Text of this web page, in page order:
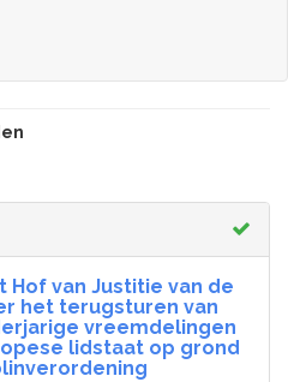
Hof van Justitie van de
het terugsturen van
vreemdelingen
lidstaat op grond